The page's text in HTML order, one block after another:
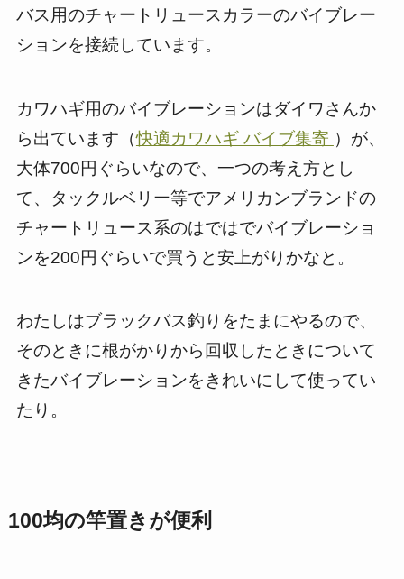
バス用のチャートリュースカラーのバイブレー
ションを接続しています。
カワハギ用のバイブレーションはダイワさんか
ら出ています（快適カワハギ バイブ集寄 ）が、
大体700円ぐらいなので、一つの考え方とし
て、タックルベリー等でアメリカンブランドの
チャートリュース系のはではでバイブレーショ
ンを200円ぐらいで買うと安上がりかなと。
わたしはブラックバス釣りをたまにやるので、
そのときに根がかりから回収したときについて
きたバイブレーションをきれいにして使ってい
たり。
100均の竿置きが便利